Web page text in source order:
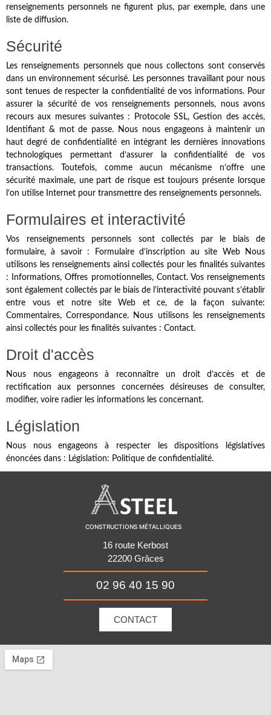
renseignements personnels ne figurent plus, par exemple, dans une
liste de diffusion.
Sécurité
Les renseignements personnels que nous collectons sont conservés
dans un environnement sécurisé. Les personnes travaillant pour nous
sont tenues de respecter la confidentialité de vos informations. Pour
assurer la sécurité de vos renseignements personnels, nous avons
recours aux mesures suivantes : Protocole SSL, Gestion des accès,
Identifiant & mot de passe. Nous nous engageons à maintenir un
haut degré de confidentialité en intégrant les dernières innovations
technologiques permettant d’assurer la confidentialité de vos
transactions. Toutefois, comme aucun mécanisme n’offre une
sécurité maximale, une part de risque est toujours présente lorsque
l’on utilise Internet pour transmettre des renseignements personnels.
Formulaires et interactivité
Vos renseignements personnels sont collectés par le biais de
formulaire, à savoir : Formulaire d’inscription au site Web Nous
utilisons les renseignements ainsi collectés pour les finalités suivantes
: Informations, Offres promotionnelles, Contact. Vos renseignements
sont également collectés par le biais de l’interactivité pouvant s’établir
entre vous et notre site Web et ce, de la façon suivante:
Commentaires, Correspondance. Nous utilisons les renseignements
ainsi collectés pour les finalités suivantes : Contact.
Droit d'accès
Nous nous engageons à reconnaître un droit d’accès et de
rectification aux personnes concernées désireuses de consulter,
modifier, voire radier les informations les concernant.
Législation
Nous nous engageons à respecter les dispositions législatives
énoncées dans : Législation: Politique de confidentialité.
CONSTRUCTIONS MÉTALLIQUES
16 route Kerbost
22200 Grâces
02 96 40 15 90
CONTACT